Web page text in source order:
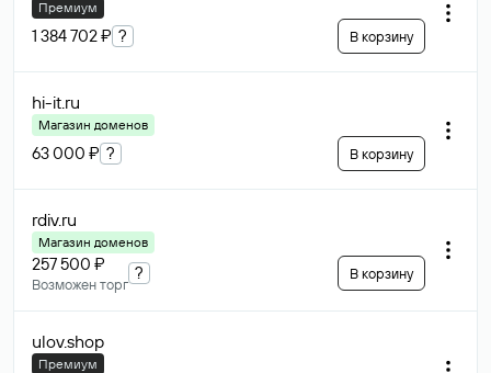
Премиум
1 384 702 ₽ ? В корзину
hi-it.ru
Магазин доменов
63 000 ₽ ? В корзину
rdiv.ru
Магазин доменов
257 500 ₽
Возможен торг
? В корзину
ulov.shop
Премиум